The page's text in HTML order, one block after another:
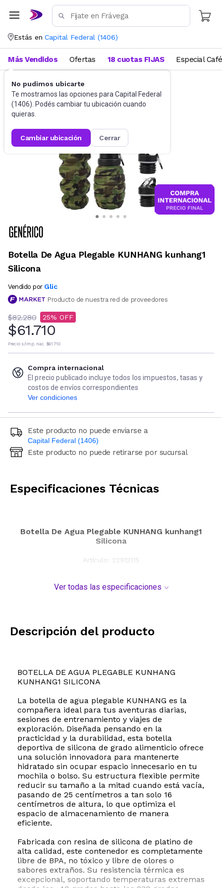
Estás en Capital Federal (1406)
No pudimos ubicarte
Te mostramos las opciones para Capital Federal
(1406). Podés cambiar tu ubicación cuando
quieras.
cambiar ubicación cerrar
Más Vendidos Ofertas 18 cuotas FIJAS Especial Café
Funcional, pilates y yoga
Botella De Agua Plegable KUNHANG kunhang1
Silicona
Vendido por Glic
Producto de nuestra red de proveedores
$82.280 25
$61.710
Precio s/imp. nac. $61.710
Compra internacional
El precio publicado incluye todos los impuestos, tasas y
costos de envíos correspondientes
Ver condiciones
Este producto no puede enviarse a
Capital Federal (1406)
Ingresá código postal (sólo números)
Este producto no puede retirarse por sucursal
Especificaciones Técnicas
Botella De Agua Plegable KUNHANG kunhang1
Silicona
Artículo: 22912115
Ver todas las especificaciones
Descripción del producto
BOTELLA DE AGUA PLEGABLE KUNHANG
KUNHANG1 SILICONA
La botella de agua plegable KUNHANG es la
compañera ideal para tus aventuras diarias,
sesiones de entrenamiento y viajes de
exploración. Diseñada pensando en la
practicidad y la durabilidad, esta botella
deportiva de silicona de grado alimenticio ofrece
una solución innovadora para mantenerte
hidratado sin ocupar espacio innecesario en tu
mochila o bolso. Su estructura flexible permite
reducir su tamaño a la mitad cuando está vacía,
pasando de 25 centímetros a tan solo 16
centímetros de altura, lo que optimiza el
espacio de almacenamiento de manera
eficiente.
Fabricada con resina de silicona de platino de
alta calidad, este contenedor es completamente
libre de BPA, no tóxico y libre de olores o
sabores extraños. Su resistencia térmica es
excepcional, soportando temperaturas extremas